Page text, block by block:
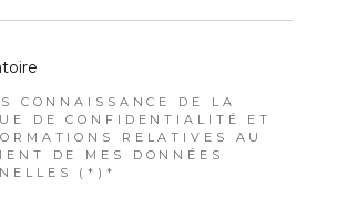
CONNAISSANCE DE LA
DE CONFIDENTIALITÉ ET
RELATIVES AU
DE MES DONNÉES
(*)*